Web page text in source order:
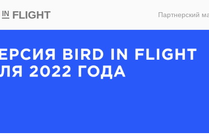
INFLIGHT Партнерский